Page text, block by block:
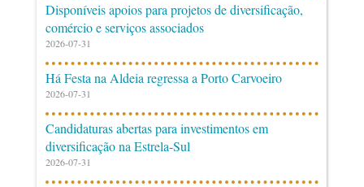
Disponíveis apoios para projetos de diversificação,
comércio e serviços associados
2026-07-31
Há Festa na Aldeia regressa a Porto Carvoeiro
2026-07-31
Candidaturas abertas para investimentos em
diversificação na Estrela-Sul
2026-07-31